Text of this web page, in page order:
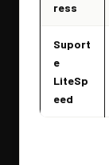
ress
Suport
e
LiteSp
eed